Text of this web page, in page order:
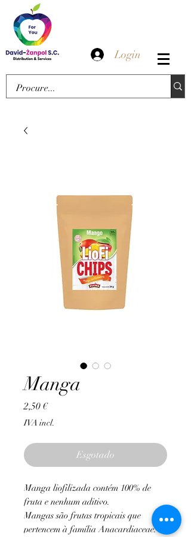
Login
Manga
2,50 €Preço
IVA incl.
Esgotado
Manga liofilizada contém 100% de
fruta e nenhum aditivo.
Mangas são frutas tropicais que
pertencem à família Anacardiaceae.